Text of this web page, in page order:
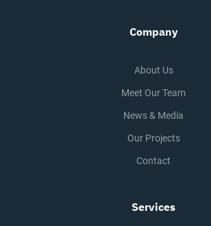
Company
About Us
Meet Our Team
News & Media
Our Projects
Contact
Services